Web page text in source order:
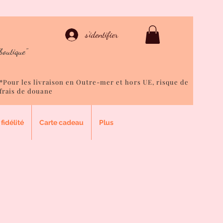
s'identifier
*Pour les livraison en Outre-mer et hors UE, risque de
frais de douane
fidélité Carte cadeau Plus